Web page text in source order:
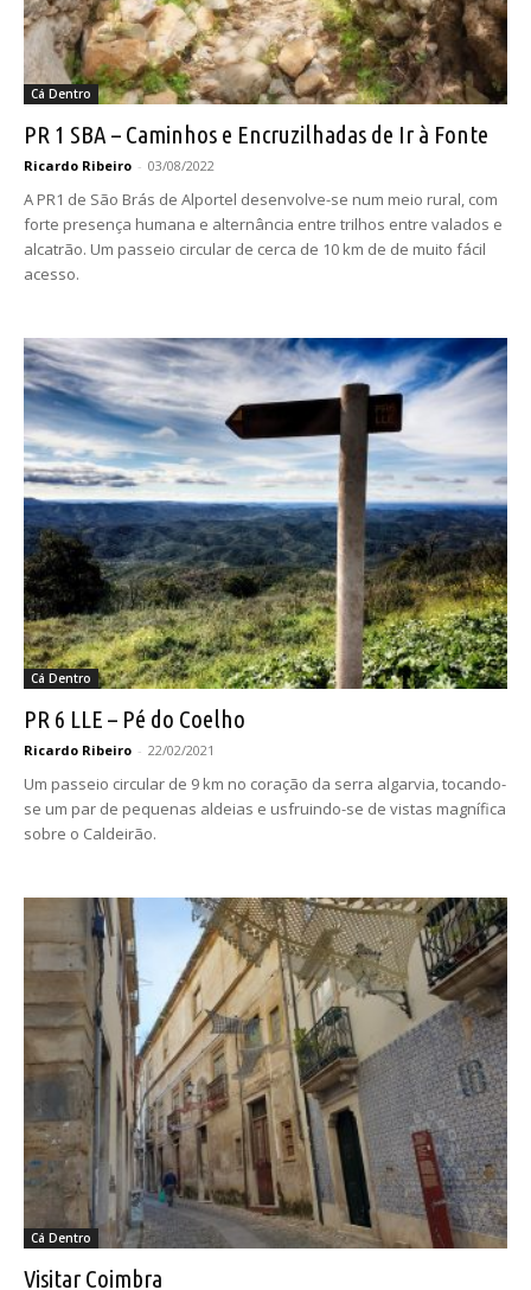
Cá Dentro
PR 1 SBA – Caminhos e Encruzilhadas de Ir à Fonte
Ricardo Ribeiro - 03/08/2022
A PR1 de São Brás de Alportel desenvolve-se num meio rural, com
forte presença humana e alternância entre trilhos entre valados e
alcatrão. Um passeio circular de cerca de 10 km de de muito fácil
acesso.
Cá Dentro
PR 6 LLE – Pé do Coelho
Ricardo Ribeiro - 22/02/2021
Um passeio circular de 9 km no coração da serra algarvia, tocando-
se um par de pequenas aldeias e usfruindo-se de vistas magnífica
sobre o Caldeirão.
Cá Dentro
Visitar Coimbra